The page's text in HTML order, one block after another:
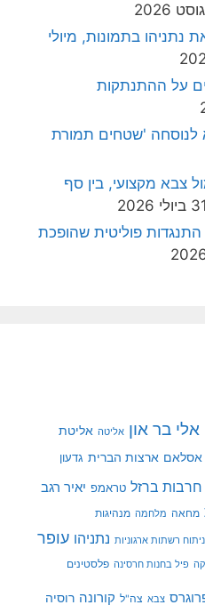
נתניהו בתמונות, מיולי
על ההתנתקות
לנוסחה 'שטחים תמורת
צבא מקצועי, בין סף
31 ביולי 2026
פוליטית שהופכת
אלי בר און אליטה אליטת
אסלאם ארצות הברית גדעון
חרבות ברזל טראמפ יאיר רגב
מחאה מלחמה מנהיגות
ניתוח רשתות ארגוניות נתניהו עופר
פיל בחנות חרסינה פלסטינים
צבא צה"ל קורונה רוסיה